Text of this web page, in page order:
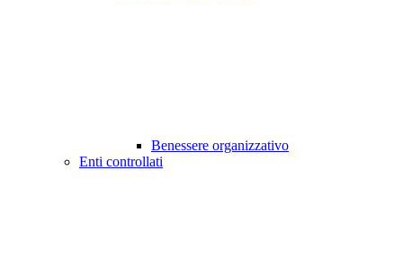
Benessere organizzativo
Enti controllati